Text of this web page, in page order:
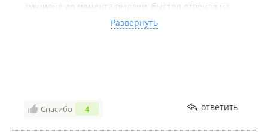
аукционе до момента выдачи, быстро отвечал на
все мои вопросы, так же осуществил и техническое
обслуживание (Автомобиль пришёл из тёплого
Развернуть
Спасибо 4 ответить